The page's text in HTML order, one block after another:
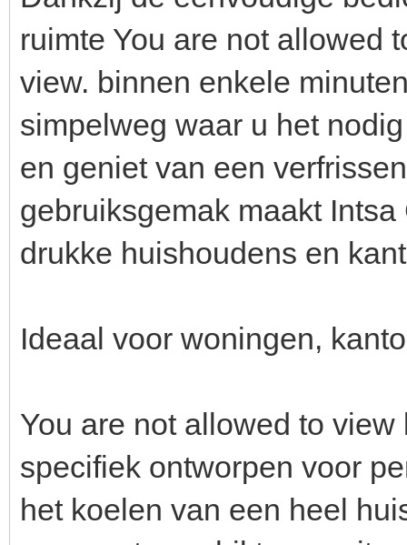
ruimte You are not allowed
view. binnen enkele
simpelweg waar u het
en geniet van een
gebruiksgemak maakt
drukke huishoudens en
Ideaal voor woningen,
You are not allowed to
specifiek ontworpen voor
het koelen van een heel